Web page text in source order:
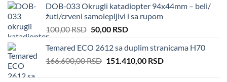
100.000,00 RSD.82.000,00 RSD.
DOB-033 Okrugli katadiopter 94x44mm – beli/
žuti/crveni samolepljivi i sa rupom
100,00RSD Original
was:
100,00 RSD.
50,00 RSDCurrent
is:
50,00 RSD.
Temared ECO 2612 sa duplim stranicama H70
166.600,00RSD Original
151.410,00 RSDCurrent